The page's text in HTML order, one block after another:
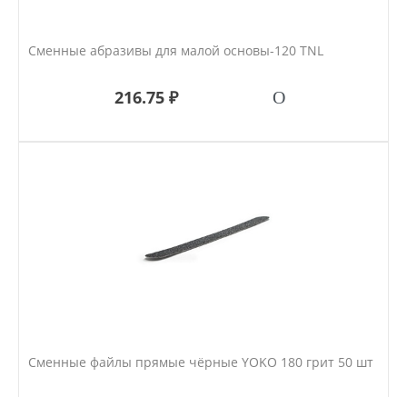
Сменные абразивы для малой основы-120 TNL
216.75 ₽
Сменные файлы прямые чёрные YOKO 180 грит 50 шт